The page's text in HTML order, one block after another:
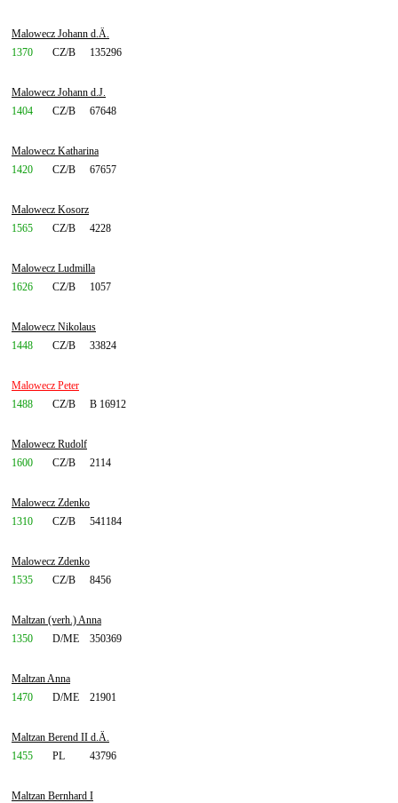
Malowecz Johann d.Ä.
1370
CZ/B 135296
Malowecz Johann d.J.
1404
CZ/B 67648
Malowecz Katharina
1420
CZ/B 67657
Malowecz Kosorz
1565
CZ/B 4228
Malowecz Ludmilla
1626
CZ/B 1057
Malowecz Nikolaus
1448
CZ/B 33824
Malowecz Peter
1488
CZ/B B 16912
Malowecz Rudolf
1600
CZ/B 2114
Malowecz Zdenko
1310
CZ/B 541184
Malowecz Zdenko
1535
CZ/B 8456
Maltzan (verh.) Anna
1350
D/ME 350369
Maltzan Anna
1470
D/ME 21901
Maltzan Berend II d.Ä.
1455
PL 43796
Maltzan Bernhard I